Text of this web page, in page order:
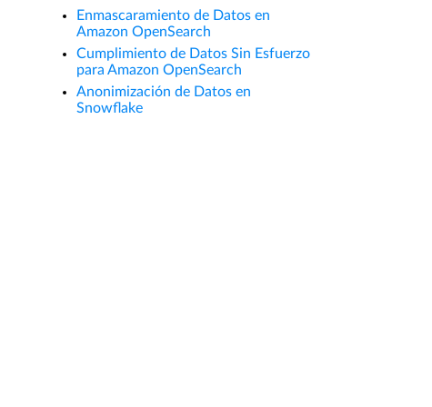
Enmascaramiento de Datos en
Amazon OpenSearch
Cumplimiento de Datos Sin Esfuerzo
para Amazon OpenSearch
Anonimización de Datos en
Snowflake